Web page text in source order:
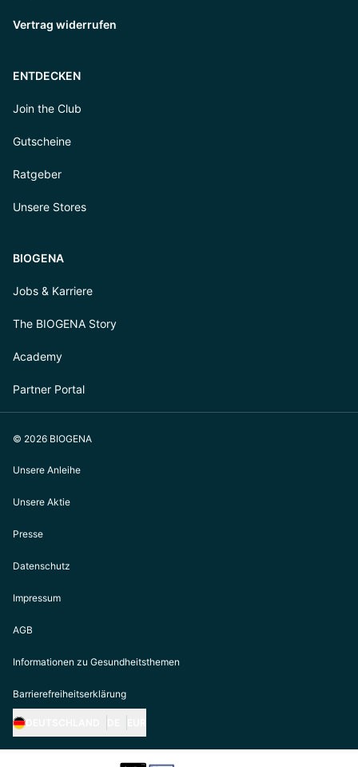
Vertrag widerrufen
ENTDECKEN
Join the Club
Gutscheine
Ratgeber
Unsere Stores
BIOGENA
Jobs & Karriere
The BIOGENA Story
Academy
Partner Portal
© 2026 BIOGENA
Unsere Anleihe
Unsere Aktie
Presse
Datenschutz
Impressum
AGB
Informationen zu Gesundheitsthemen
Barrierefreiheitserklärung
https://biogena.com/de-at